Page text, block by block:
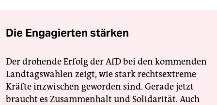
Die Engagierten stärken
Der drohende Erfolg der AfD bei den kommenden
Landtagswahlen zeigt, wie stark rechtsextreme
Kräfte inzwischen geworden sind. Gerade jetzt
braucht es Zusammenhalt und Solidarität. Auch